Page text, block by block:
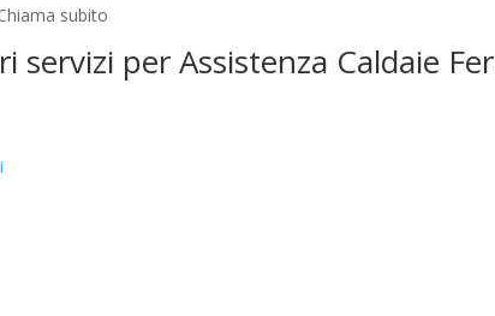
subito
servizi per Assistenza Caldaie